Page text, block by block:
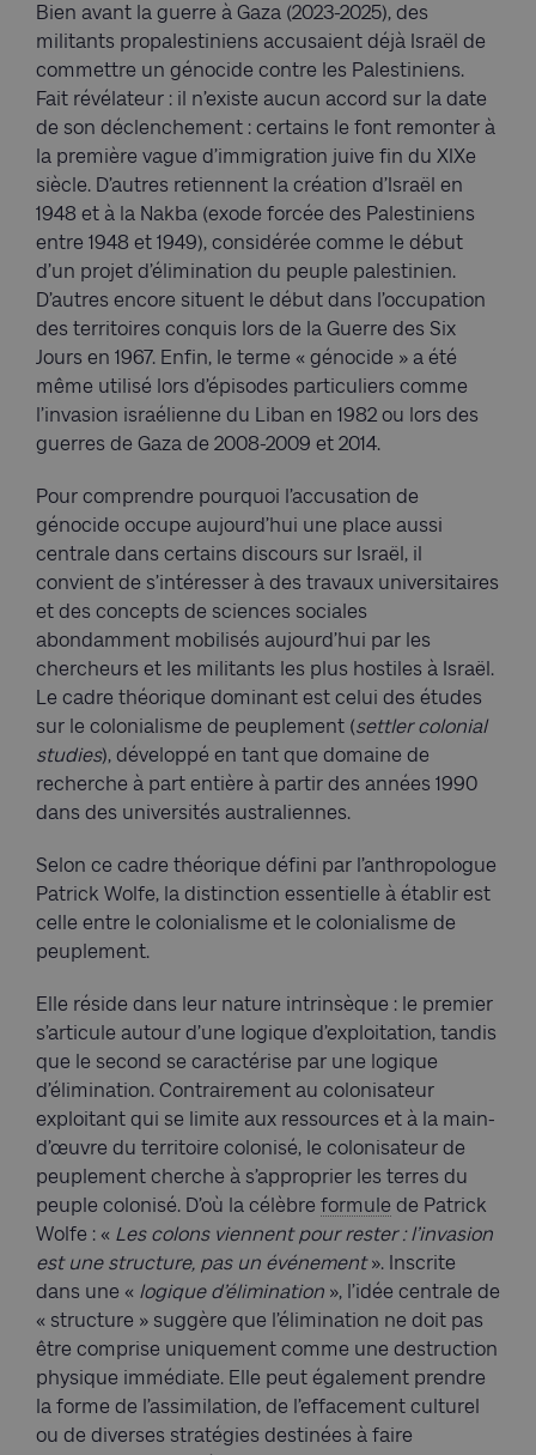
Bien avant la guerre à Gaza (2023-2025), des
militants propalestiniens accusaient déjà Israël de
commettre un génocide contre les Palestiniens.
Fait révélateur : il n’existe aucun accord sur la date
de son déclenchement : certains le font remonter à
la première vague d’immigration juive fin du XIXe
siècle. D’autres retiennent la création d’Israël en
1948 et à la Nakba (exode forcée des Palestiniens
entre 1948 et 1949), considérée comme le début
d’un projet d’élimination du peuple palestinien.
D’autres encore situent le début dans l’occupation
des territoires conquis lors de la Guerre des Six
Jours en 1967. Enfin, le terme « génocide » a été
même utilisé lors d’épisodes particuliers comme
l’invasion israélienne du Liban en 1982 ou lors des
guerres de Gaza de 2008-2009 et 2014.
Pour comprendre pourquoi l’accusation de
génocide occupe aujourd’hui une place aussi
centrale dans certains discours sur Israël, il
convient de s’intéresser à des travaux universitaires
et des concepts de sciences sociales
abondamment mobilisés aujourd’hui par les
chercheurs et les militants les plus hostiles à Israël.
Le cadre théorique dominant est celui des études
sur le colonialisme de peuplement (settler colonial
studies), développé en tant que domaine de
recherche à part entière à partir des années 1990
dans des universités australiennes.
Selon ce cadre théorique défini par l’anthropologue
Patrick Wolfe, la distinction essentielle à établir est
celle entre le colonialisme et le colonialisme de
peuplement.
Elle réside dans leur nature intrinsèque : le premier
s’articule autour d’une logique d’exploitation, tandis
que le second se caractérise par une logique
d’élimination. Contrairement au colonisateur
exploitant qui se limite aux ressources et à la main-
d’œuvre du territoire colonisé, le colonisateur de
peuplement cherche à s’approprier les terres du
peuple colonisé. D’où la célèbre formule de Patrick
Wolfe : « Les colons viennent pour rester : l’invasion
est une structure, pas un événement». Inscrite
dans une « logique d’élimination », l’idée centrale de
« structure » suggère que l’élimination ne doit pas
être comprise uniquement comme une destruction
physique immédiate. Elle peut également prendre
la forme de l’assimilation, de l’effacement culturel
ou de diverses stratégies destinées à faire